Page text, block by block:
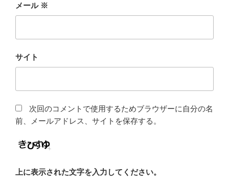
メール ※
サイト
次回のコメントで使用するためブラウザーに自分の名
前、メールアドレス、サイトを保存する。
上に表示された文字を入力してください。